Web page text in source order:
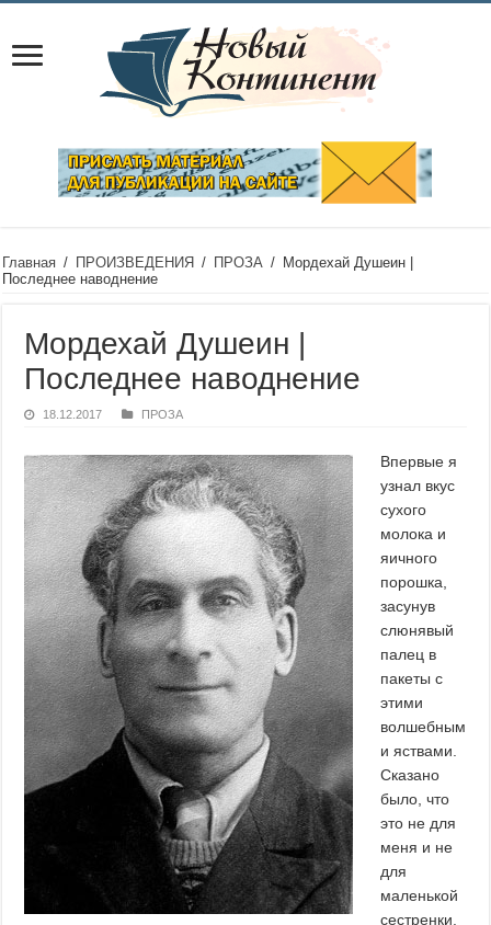
Главная / ПРОИЗВЕДЕНИЯ / ПРОЗА / Мордехай Душеин |
Последнее наводнение
Мордехай Душеин |
Последнее наводнение
18.12.2017 ПРОЗА
Впервые я
узнал вкус
сухого
молока и
яичного
порошка,
засунув
слюнявый
палец в
пакеты с
этими
волшебным
и яствами.
Сказано
было, что
это не для
меня и не
для
маленькой
сестренки.